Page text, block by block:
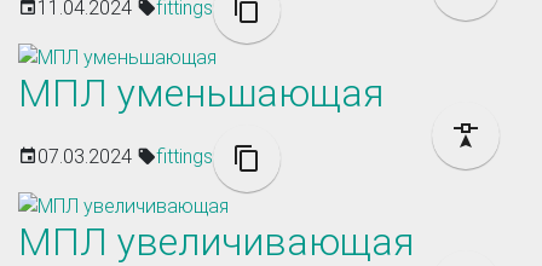
11.04.2024 fittings
МПЛ уменьшающая
07.03.2024 fittings
МПЛ увеличивающая